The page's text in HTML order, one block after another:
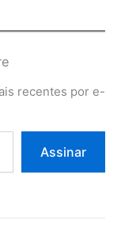
recentes por e-
Assinar